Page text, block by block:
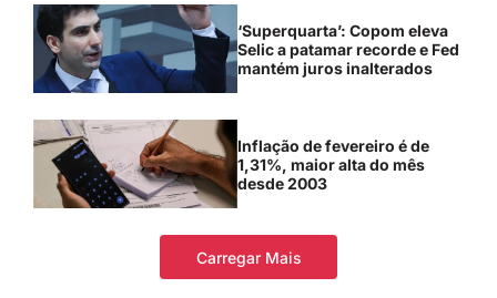
‘Superquarta’: Copom eleva
Selic a patamar recorde e Fed
mantém juros inalterados
Inflação de fevereiro é de
1,31%, maior alta do mês
desde 2003
Carregar Mais